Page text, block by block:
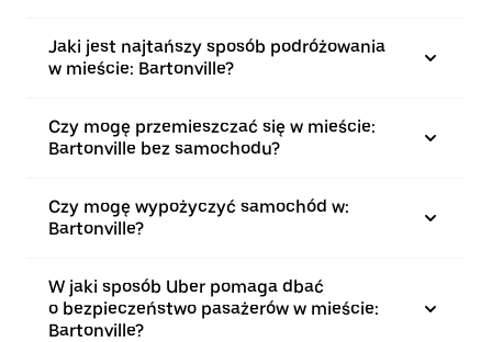
Jaki jest najtańszy sposób podróżowania
w mieście: Bartonville?
Czy mogę przemieszczać się w mieście:
Bartonville bez samochodu?
Czy mogę wypożyczyć samochód w:
Bartonville?
W jaki sposób Uber pomaga dbać
o bezpieczeństwo pasażerów w mieście:
Bartonville?